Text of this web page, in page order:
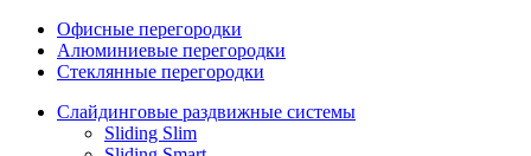
Офисные перегородки
Алюминиевые перегородки
Стеклянные перегородки
Слайдинговые раздвижные системы
Sliding Slim